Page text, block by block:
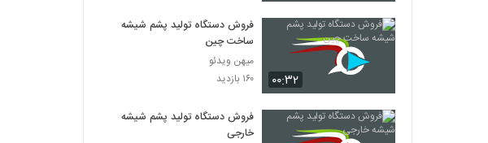
۰۰:۳۲
فروش دستگاه تولید پشم شیشه
ساخت چین
میهن ویدئو
۱۶۰ بازدید
فروش دستگاه تولید پشم شیشه
خارجی